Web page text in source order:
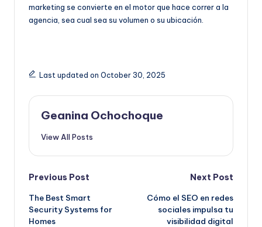
marketing se convierte en el motor que hace correr a la
agencia, sea cual sea su volumen o su ubicación.
Last updated on October 30, 2025
Geanina Ochochoque
View All Posts
Post
navigation
Previous Post
The Best Smart
Security Systems for
Homes
Next Post
Cómo el SEO en redes
sociales impulsa tu
visibilidad digital